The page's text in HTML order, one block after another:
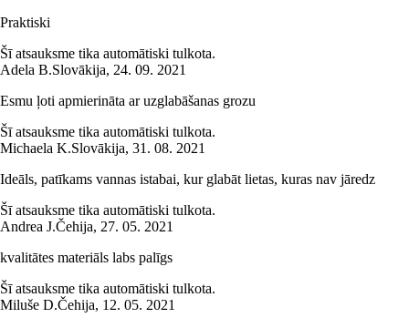
Praktiski
Šī atsauksme tika automātiski tulkota.
Adela B.Slovākija, 24. 09. 2021
Esmu ļoti apmierināta ar uzglabāšanas grozu
Šī atsauksme tika automātiski tulkota.
Michaela K.Slovākija, 31. 08. 2021
Ideāls, patīkams vannas istabai, kur glabāt lietas, kuras nav jāredz
Šī atsauksme tika automātiski tulkota.
Andrea J.Čehija, 27. 05. 2021
kvalitātes materiāls labs palīgs
Šī atsauksme tika automātiski tulkota.
Miluše D.Čehija, 12. 05. 2021